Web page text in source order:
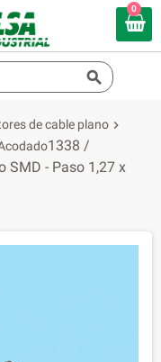
0

de cable plano 
1338 /
SMD - Paso 1,27 x